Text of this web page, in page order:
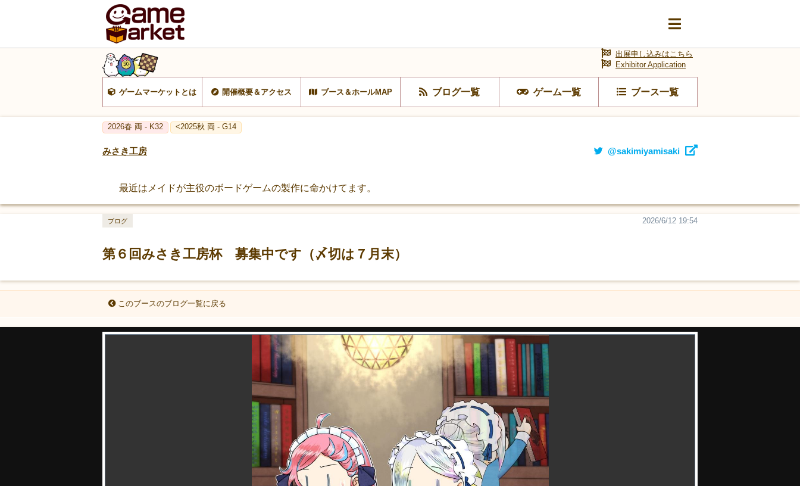
ゲームマーケットとは 開催概要＆アクセス ブース＆ホールMAP ブログ一覧 ゲーム一覧 ブース一覧
出展申し込みはこちら
Exhibitor Application
2026春 両 - K32 <2025秋 両 - G14
みさき工房 @sakimiyamisaki
最近はメイドが主役のボードゲームの製作に命かけてます。
第６回みさき工房杯 募集中です（〆切は７月末）
2026/6/12 19:54
ブログ
このブースのブログ一覧に戻る